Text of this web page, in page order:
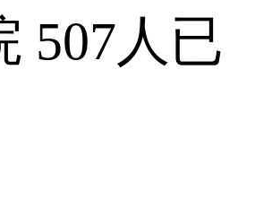
507人已